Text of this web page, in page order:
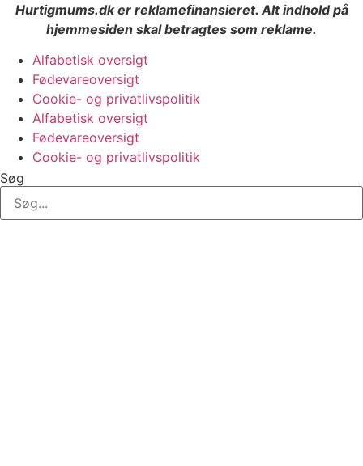
Hurtigmums.dk er reklamefinansieret. Alt indhold på
hjemmesiden skal betragtes som reklame.
Alfabetisk oversigt
Fødevareoversigt
Cookie- og privatlivspolitik
Alfabetisk oversigt
Fødevareoversigt
Cookie- og privatlivspolitik
Søg